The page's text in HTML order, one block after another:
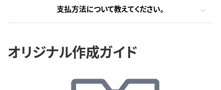
支払方法について教えてください。
オリジナル作成ガイド